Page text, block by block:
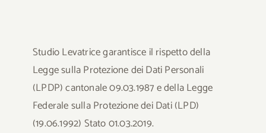
FAQ
Contatti
Studio Levatrice garantisce il rispetto della
Legge sulla Protezione dei Dati Personali
(LPDP) cantonale 09.03.1987 e della Legge
Federale sulla Protezione dei Dati (LPD)
(19.06.1992) Stato 01.03.2019.